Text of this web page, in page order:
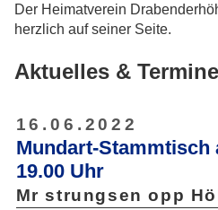
Der Heimatverein
herzlich auf seiner Seite.
Aktuelles & Termine
16.06.2022
Mundart-Stammtisch
19.00 Uhr
Mr strungsen opp